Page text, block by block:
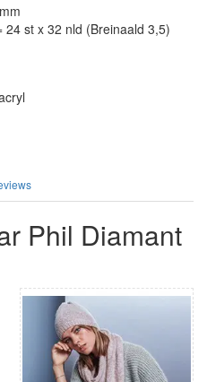
st x 32 nld (Breinaald 3,5)
Phil Diamant